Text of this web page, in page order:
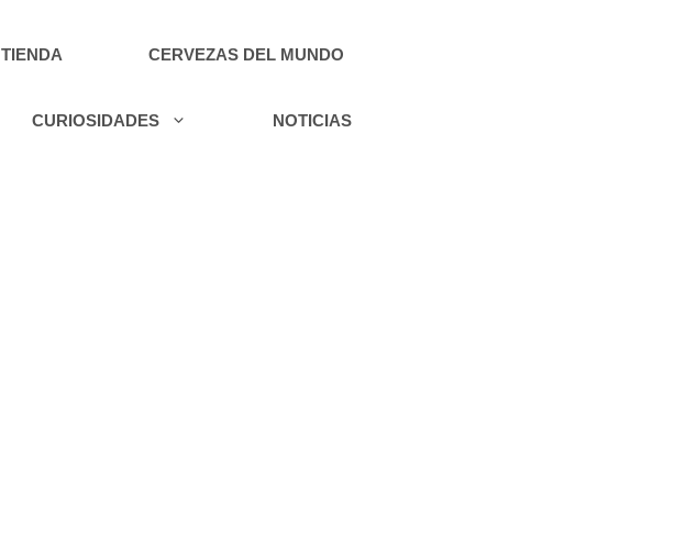
TIENDA CERVEZAS DEL MUNDO
CURIOSIDADES NOTICIAS